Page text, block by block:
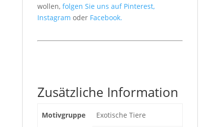
wollen,folgen Sie uns auf Pinterest,
Instagram oder Facebook.
Zusätzliche Information
Motivgruppe Exotische Tiere